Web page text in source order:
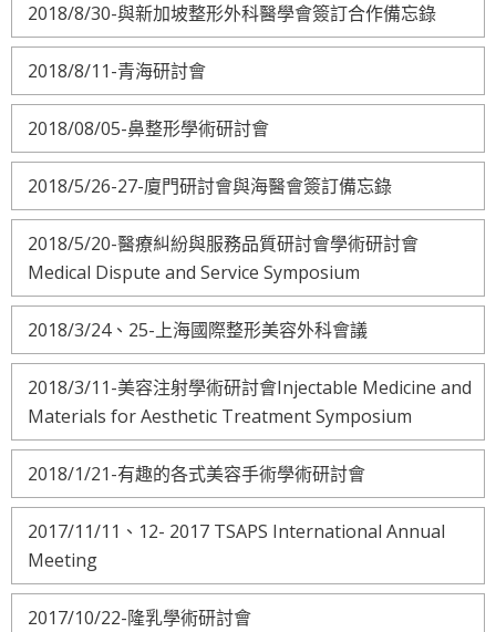
2018/8/30-與新加坡整形外科醫學會簽訂合作備忘錄
2018/8/11-青海研討會
2018/08/05-鼻整形學術研討會
2018/5/26-27-廈門研討會與海醫會簽訂備忘錄
2018/5/20-醫療糾紛與服務品質研討會學術研討會
Medical Dispute and Service Symposium
2018/3/24、25-上海國際整形美容外科會議
2018/3/11-美容注射學術研討會Injectable Medicine and
Materials for Aesthetic Treatment Symposium
2018/1/21-有趣的各式美容手術學術研討會
2017/11/11、12- 2017 TSAPS International Annual
Meeting
2017/10/22-隆乳學術研討會